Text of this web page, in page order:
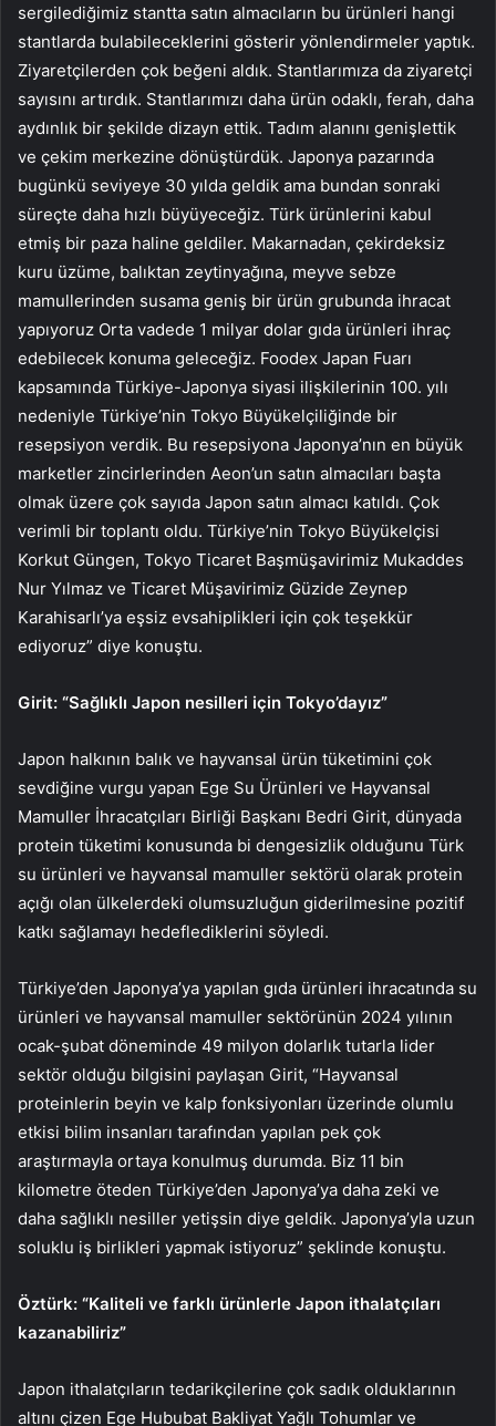
sergilediğimiz stantta satın almacıların bu ürünleri hangi
stantlarda bulabileceklerini gösterir yönlendirmeler yaptık.
Ziyaretçilerden çok beğeni aldık. Stantlarımıza da ziyaretçi
sayısını artırdık. Stantlarımızı daha ürün odaklı, ferah, daha
aydınlık bir şekilde dizayn ettik. Tadım alanını genişlettik
ve çekim merkezine dönüştürdük. Japonya pazarında
bugünkü seviyeye 30 yılda geldik ama bundan sonraki
süreçte daha hızlı büyüyeceğiz. Türk ürünlerini kabul
etmiş bir paza haline geldiler. Makarnadan, çekirdeksiz
kuru üzüme, balıktan zeytinyağına, meyve sebze
mamullerinden susama geniş bir ürün grubunda ihracat
yapıyoruz Orta vadede 1 milyar dolar gıda ürünleri ihraç
edebilecek konuma geleceğiz. Foodex Japan Fuarı
kapsamında Türkiye-Japonya siyasi ilişkilerinin 100. yılı
nedeniyle Türkiye’nin Tokyo Büyükelçiliğinde bir
resepsiyon verdik. Bu resepsiyona Japonya’nın en büyük
marketler zincirlerinden Aeon’un satın almacıları başta
olmak üzere çok sayıda Japon satın almacı katıldı. Çok
verimli bir toplantı oldu. Türkiye’nin Tokyo Büyükelçisi
Korkut Güngen, Tokyo Ticaret Başmüşavirimiz Mukaddes
Nur Yılmaz ve Ticaret Müşavirimiz Güzide Zeynep
Karahisarlı’ya eşsiz evsahiplikleri için çok teşekkür
ediyoruz” diye konuştu.
Girit: “Sağlıklı Japon nesilleri için Tokyo’dayız”
Japon halkının balık ve hayvansal ürün tüketimini çok
sevdiğine vurgu yapan Ege Su Ürünleri ve Hayvansal
Mamuller İhracatçıları Birliği Başkanı Bedri Girit, dünyada
protein tüketimi konusunda bi dengesizlik olduğunu Türk
su ürünleri ve hayvansal mamuller sektörü olarak protein
açığı olan ülkelerdeki olumsuzluğun giderilmesine pozitif
katkı sağlamayı hedeflediklerini söyledi.
Türkiye’den Japonya’ya yapılan gıda ürünleri ihracatında su
ürünleri ve hayvansal mamuller sektörünün 2024 yılının
ocak-şubat döneminde 49 milyon dolarlık tutarla lider
sektör olduğu bilgisini paylaşan Girit, “Hayvansal
proteinlerin beyin ve kalp fonksiyonları üzerinde olumlu
etkisi bilim insanları tarafından yapılan pek çok
araştırmayla ortaya konulmuş durumda. Biz 11 bin
kilometre öteden Türkiye’den Japonya’ya daha zeki ve
daha sağlıklı nesiller yetişsin diye geldik. Japonya’yla uzun
soluklu iş birlikleri yapmak istiyoruz” şeklinde konuştu.
Öztürk: “Kaliteli ve farklı ürünlerle Japon ithalatçıları
kazanabiliriz”
Japon ithalatçıların tedarikçilerine çok sadık olduklarının
altını çizen Ege Hububat Bakliyat Yağlı Tohumlar ve